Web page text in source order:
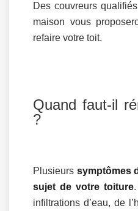
Des couvreurs
maison vous
refaire votre toit.
Quand faut-il
?
Plusieurs symptômes
sujet de votre toiture
infiltrations d’eau, de